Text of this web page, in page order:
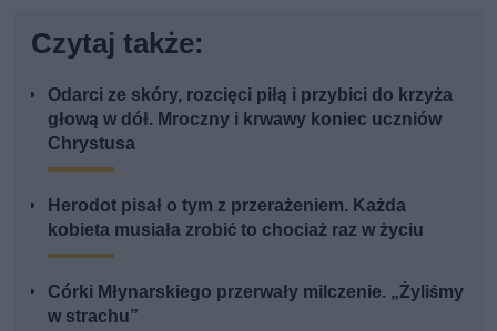
Czytaj także:
Odarci ze skóry, rozcięci piłą i przybici do krzyża
głową w dół. Mroczny i krwawy koniec uczniów
Chrystusa
Herodot pisał o tym z przerażeniem. Każda
kobieta musiała zrobić to chociaż raz w życiu
Córki Młynarskiego przerwały milczenie. „Żyliśmy
w strachu”